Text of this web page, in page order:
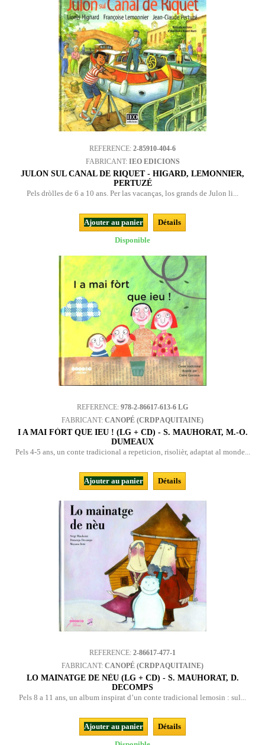
REFERENCE: 2-85910-404-6
FABRICANT: IEO EDICIONS
JULON SUL CANAL DE RIQUET - HIGARD, LEMONNIER,
PERTUZÉ
Pels dròlles de 6 a 10 ans. Per las vacanças, los grands de Julon li...
Ajouter au panier
Détails
Disponible
REFERENCE: 978-2-86617-613-6 LG
FABRICANT: CANOPÉ (CRDP AQUITAINE)
I A MAI FÒRT QUE IEU ! (LG + CD) - S. MAUHORAT, M.-O.
DUMEAUX
Pels 4-5 ans, un conte tradicional a repeticion, risolièr, adaptat al monde...
Ajouter au panier Détails
REFERENCE: 2-86617-477-1
FABRICANT: CANOPÉ (CRDP AQUITAINE)
LO MAINATGE DE NÈU (LG + CD) - S. MAUHORAT, D.
DECOMPS
Pels 8 a 11 ans, un album inspirat d’un conte tradicional lemosin : sul...
Ajouter au panier
Détails